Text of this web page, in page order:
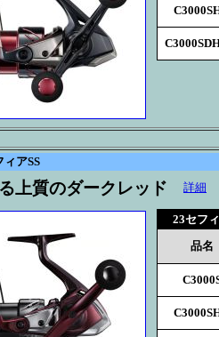
ィアSS
上質のダークレッド 詳細
23セフ
品名